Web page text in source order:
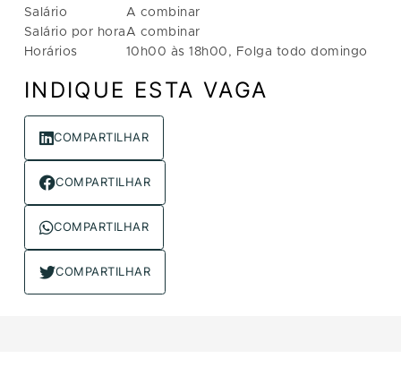
Salário
Salário por hora
Horários
A combinar
A combinar
10h00 às 18h00, Folga todo domingo
INDIQUE ESTA VAGA
COMPARTILHAR
COMPARTILHAR
COMPARTILHAR
COMPARTILHAR